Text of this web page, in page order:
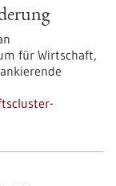
für Wirtschaft,